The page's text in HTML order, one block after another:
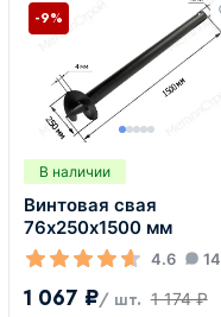
В наличии
Винтовая свая
76х250х1500 мм
4.6 14
1 067 ₽/ шт. 1 174 ₽
-9%